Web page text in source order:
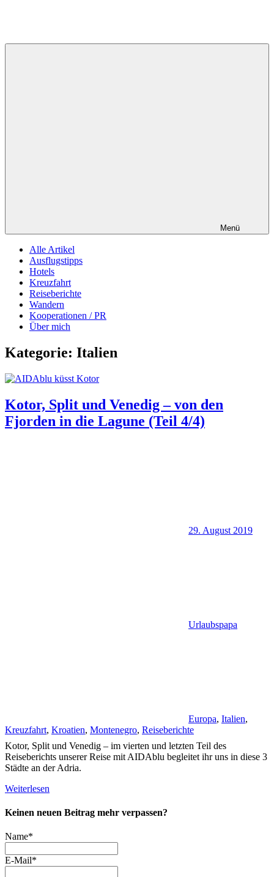
Menü
Alle Artikel
Ausflugstipps
Hotels
Kreuzfahrt
Reiseberichte
Wandern
Kooperationen / PR
Über mich
Kategorie: Italien
Kotor, Split und Venedig – von den
Fjorden in die Lagune (Teil 4/4)
29. August 2019
Urlaubspapa
Europa, Italien,
Kreuzfahrt, Kroatien, Montenegro, Reiseberichte
Kotor, Split und Venedig – im vierten und letzten Teil des
Reiseberichts unserer Reise mit AIDAblu begleitet ihr uns in diese 3
Städte an der Adria.
Weiterlesen
Keinen neuen Beitrag mehr verpassen?
Name*
E-Mail*